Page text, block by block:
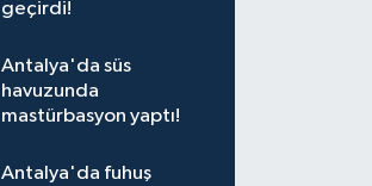
geçirdi!
Antalya'da süs
havuzunda
mastürbasyon yaptı!
Antalya'da fuhuş